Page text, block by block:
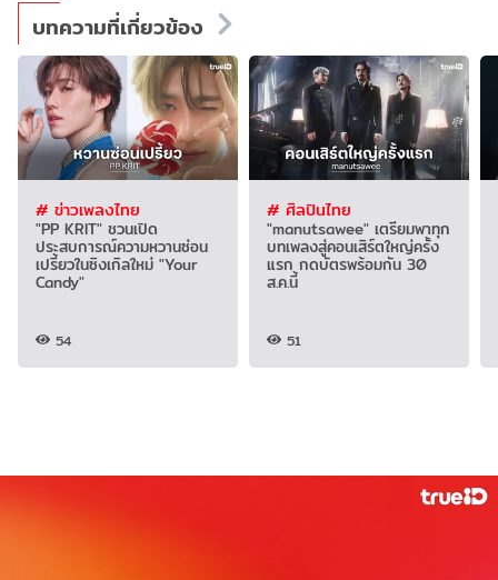
บทความที่เกี่ยวข้อง
# ข่าวเพลงไทย
"PP KRIT" ชวนเปิด
ประสบการณ์ความหวานซ่อน
เปรี้ยวในซิงเกิลใหม่ "Your
Candy"
54
# ศิลปินไทย
"manutsawee" เตรียมพาทุก
บทเพลงสู่คอนเสิร์ตใหญ่ครั้ง
แรก กดบัตรพร้อมกัน 30
ส.ค.นี้
51